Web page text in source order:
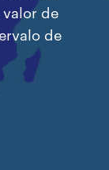
valor de
de